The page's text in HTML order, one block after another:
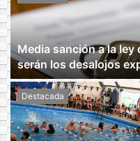
Media sanción a la ley
serán los desalojos
y las expropiaciones.
Destacada